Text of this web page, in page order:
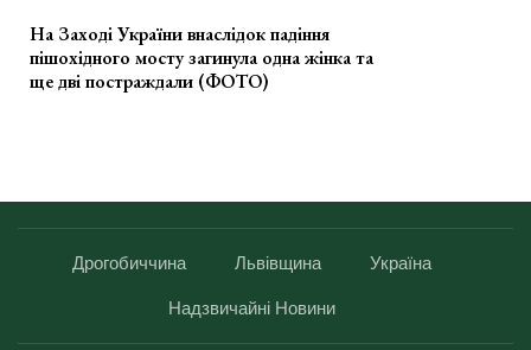
На Заході України внаслідок падіння
пішохідного мосту загинула одна жінка та
ще дві постраждали (ФОТО)
Дрогобиччина Львівщина Україна
Надзвичайні Новини